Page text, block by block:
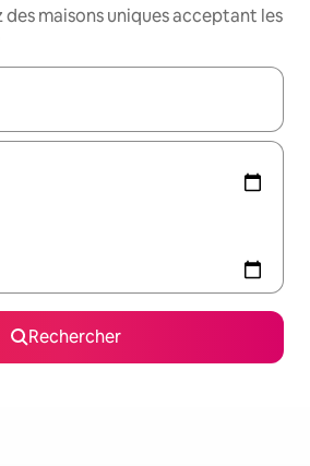
des maisons uniques acceptant les
s'affichent, utilisez les flèches vers le
Rechercher